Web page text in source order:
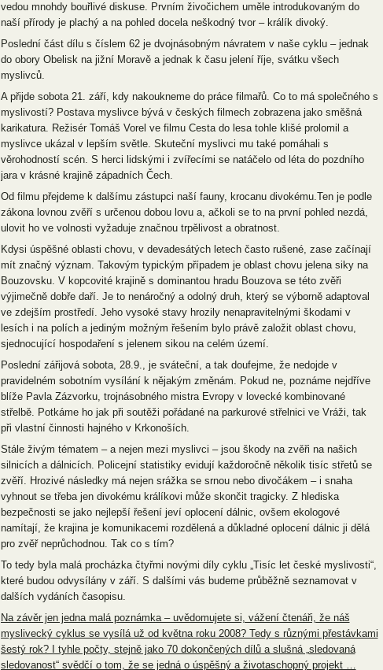
vedou mnohdy bouřlivé diskuse. Prvním živočichem uměle introdukovaným do
naší přírody je plachý a na pohled docela neškodný tvor – králík divoký.
Poslední část dílu s číslem 62 je dvojnásobným návratem v naše cyklu – jednak
do obory Obelisk na jižní Moravě a jednak k času jelení říje, svátku všech
myslivců.
A přijde sobota 21. září, kdy nakoukneme do práce filmařů. Co to má společného s
myslivostí? Postava myslivce bývá v českých filmech zobrazena jako směšná
karikatura. Režisér Tomáš Vorel ve filmu Cesta do lesa tohle klišé prolomil a
myslivce ukázal v lepším světle. Skuteční myslivci mu také pomáhali s
věrohodností scén. S herci lidskými i zvířecími se natáčelo od léta do pozdního
jara v krásné krajině západních Čech.
Od filmu přejdeme k dalšímu zástupci naší fauny, krocanu divokému.Ten je podle
zákona lovnou zvěří s určenou dobou lovu a, ačkoli se to na první pohled nezdá,
ulovit ho ve volnosti vyžaduje značnou trpělivost a obratnost.
Kdysi úspěšné oblasti chovu, v devadesátých letech často rušené, zase začínají
mít značný význam. Takovým typickým případem je oblast chovu jelena siky na
Bouzovsku. V kopcovité krajině s dominantou hradu Bouzova se této zvěři
výjimečně dobře daří. Je to nenáročný a odolný druh, který se výborně adaptoval
ve zdejším prostředí. Jeho vysoké stavy hrozily nenapravitelnými škodami v
lesích i na polích a jediným možným řešením bylo právě založit oblast chovu,
sjednocující hospodaření s jelenem sikou na celém území.
Poslední zářijová sobota, 28.9., je sváteční, a tak doufejme, že nedojde v
pravidelném sobotním vysílání k nějakým změnám. Pokud ne, poznáme nejdříve
blíže Pavla Zázvorku, trojnásobného mistra Evropy v lovecké kombinované
střelbě. Potkáme ho jak při soutěži pořádané na parkurové střelnici ve Vráži, tak
při vlastní činnosti hajného v Krkonoších.
Stále živým tématem – a nejen mezi myslivci – jsou škody na zvěři na našich
silnicích a dálnicích. Policejní statistiky evidují každoročně několik tisíc střetů se
zvěří. Hrozivé následky má nejen srážka se srnou nebo divočákem – i snaha
vyhnout se třeba jen divokému králíkovi může skončit tragicky. Z hlediska
bezpečnosti se jako nejlepší řešení jeví oplocení dálnic, ovšem ekologové
namítají, že krajina je komunikacemi rozdělená a důkladné oplocení dálnic ji dělá
pro zvěř neprůchodnou. Tak co s tím?
To tedy byla malá procházka čtyřmi novými díly cyklu „Tisíc let české myslivosti“,
které budou odvysílány v září. S dalšími vás budeme průběžně seznamovat v
dalších vydáních časopisu.
Na závěr jen jedna malá poznámka – uvědomujete si, vážení čtenáři, že náš
myslivecký cyklus se vysílá už od května roku 2008? Tedy s různými přestávkami
šestý rok? I tyhle počty, stejně jako 70 dokončených dílů a slušná „sledovaná
sledovanost“ svědčí o tom, že se jedná o úspěšný a životaschopný projekt …